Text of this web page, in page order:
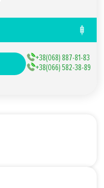
+38(068) 887-81-83
+38(066) 582-38-89